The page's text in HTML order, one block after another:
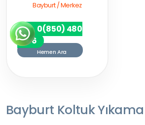
Bayburt / Merkez
0(850) 480
7256
Hemen Ara
Bayburt Koltuk